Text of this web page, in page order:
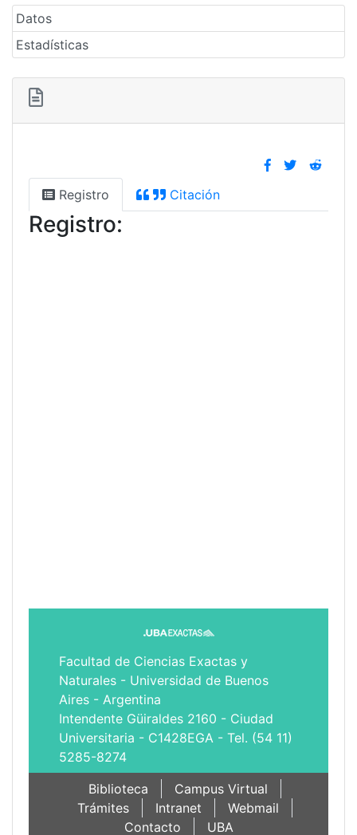
Datos
Estadísticas
Registro Citación
Registro:
Facultad de Ciencias Exactas y
Naturales - Universidad de Buenos
Aires - Argentina
Intendente Güiraldes 2160 - Ciudad
Universitaria - C1428EGA - Tel. (54 11)
5285-8274
Biblioteca
Campus Virtual
Trámites
Intranet
Webmail
Contacto
UBA